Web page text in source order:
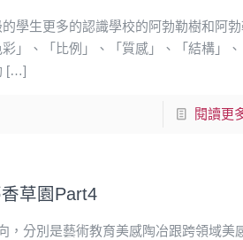
學生更多的認識學校的阿勃勒樹和阿勃
」、「比例」、「質感」、「結構」、
[…]
閱讀更
草園Part4
，分別是藝術教育美感陶冶跟跨領域美